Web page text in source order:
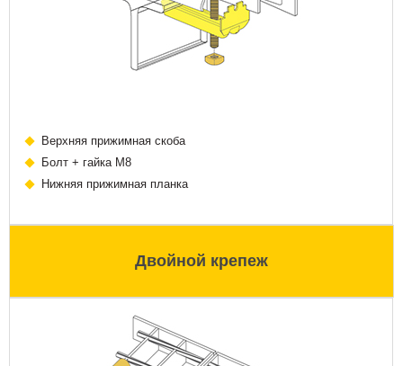
Верхняя прижимная скоба
Болт + гайка М8
Нижняя прижимная планка
Двойной крепеж